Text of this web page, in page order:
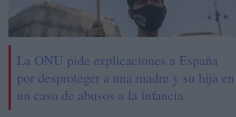
La ONU pide explicaciones a España
por desproteger a una madre y su hija en
un caso de abusos a la infancia